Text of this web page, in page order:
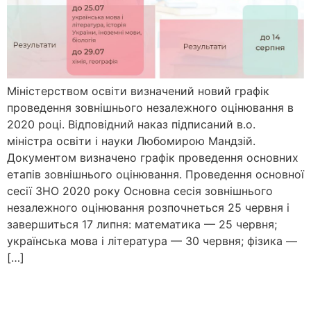
Міністерством освіти визначений новий графік
проведення зовнішнього незалежного оцінювання в
2020 році. Відповідний наказ підписаний в.о.
міністра освіти і науки Любомирою Мандзій.
Документом визначено графік проведення основних
етапів зовнішнього оцінювання. Проведення основної
сесії ЗНО 2020 року Основна сесія зовнішнього
незалежного оцінювання розпочнеться 25 червня і
завершиться 17 липня: математика — 25 червня;
українська мова і література — 30 червня; фізика —
[…]